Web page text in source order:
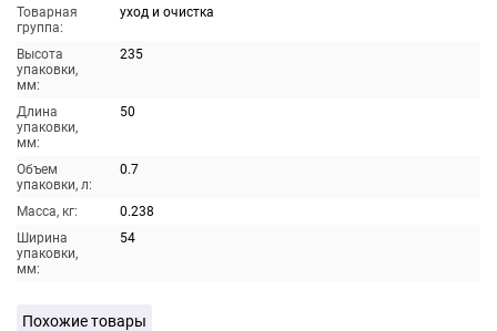
Товарная
группа:
уход и очистка
Высота
упаковки,
мм:
235
Длина
упаковки,
мм:
50
Объем
упаковки, л:
0.7
Масса, кг:
0.238
Ширина
упаковки,
мм:
54
Похожие товары